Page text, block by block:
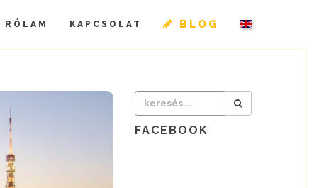
RÓLAM KAPCSOLAT BLOG
FACEBOOK